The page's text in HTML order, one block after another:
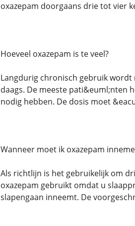
oxazepam doorgaans drie tot vier
Hoeveel oxazepam is te veel?
Langdurig chronisch gebruik wordt
daags. De meeste pati&euml;nten
nodig hebben. De dosis moet
Wanneer moet ik oxazepam
Als richtlijn is het gebruikelijk om
oxazepam gebruikt omdat u
slapengaan inneemt. De